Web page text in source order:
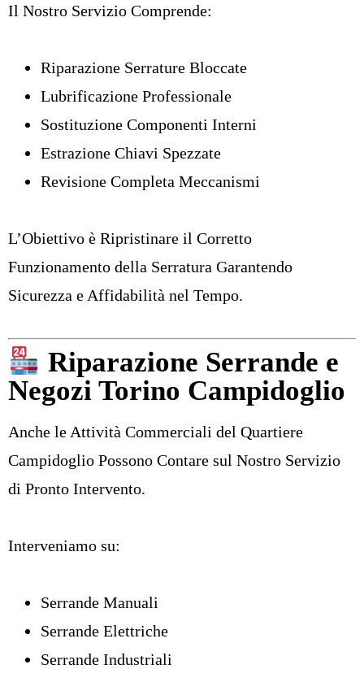
Il Nostro Servizio Comprende:
Riparazione Serrature Bloccate
Lubrificazione Professionale
Sostituzione Componenti Interni
Estrazione Chiavi Spezzate
Revisione Completa Meccanismi
L’Obiettivo è Ripristinare il Corretto
Funzionamento della Serratura Garantendo
Sicurezza e Affidabilità nel Tempo.
Riparazione Serrande e
Negozi Torino Campidoglio
Anche le Attività Commerciali del Quartiere
Campidoglio Possono Contare sul Nostro Servizio
di Pronto Intervento.
Interveniamo su:
Serrande Manuali
Serrande Elettriche
Serrande Industriali